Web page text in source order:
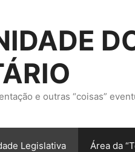
e outras “coisas”
Legislativa Área da